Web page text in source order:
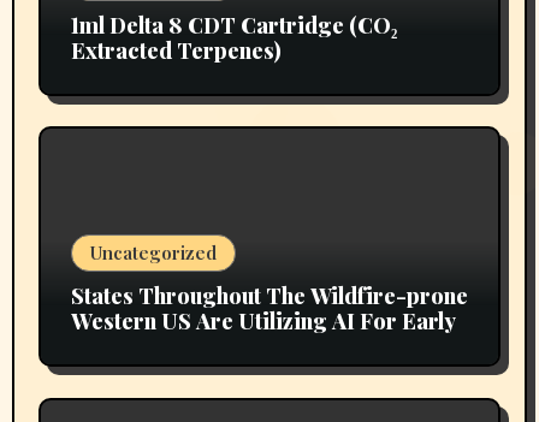
1ml Delta 8 CDT Cartridge (CO₂
Extracted Terpenes)
Uncategorized
States Throughout The Wildfire-prone
Western US Are Utilizing AI For Early